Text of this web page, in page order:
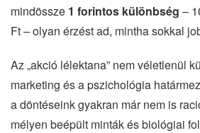
mindössze 1 forintos különbség –
Ft – olyan érzést ad, mintha sokkal
Az „akció lélektana” nem véletlenül
marketing és a pszichológia
a döntéseink gyakran már nem is
mélyen beépült minták és biológiai